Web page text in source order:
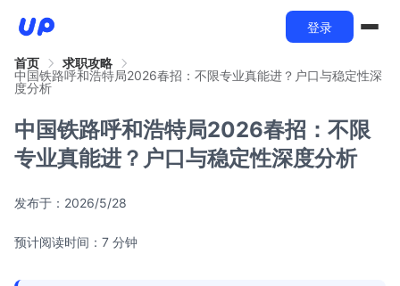
登录
首页
求职攻略
中国铁路呼和浩特局2026春招：不限专业真能进？户口与稳定性深
度分析
中国铁路呼和浩特局2026春招：不限
专业真能进？户口与稳定性深度分析
发布于： 2026/5/28
预计阅读时间：7 分钟